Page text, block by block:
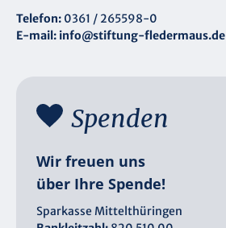
Telefon: 0361 / 265598-0
E-mail: info@stiftung-fledermaus.de
Spenden
Wir freuen uns
über Ihre Spende!
Sparkasse Mittelthüringen